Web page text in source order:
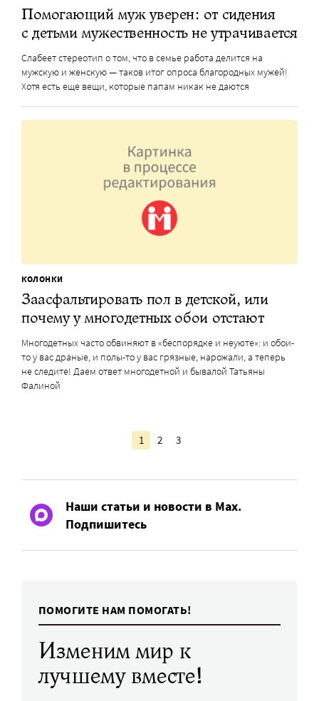
Помогающий муж уверен: от сидения
с детьми мужественность не утрачивается
Слабеет стереотип о том, что в семье работа делится на
мужскую и женскую — таков итог опроса благородных мужей!
Хотя есть еще вещи, которые папам никак не даются
КОЛОНКИ
Заасфальтировать пол в детской, или
почему у многодетных обои отстают
Многодетных часто обвиняют в «беспорядке и неуюте»: и обои-
то у вас драные, и полы-то у вас грязные, нарожали, а теперь
не следите! Даем ответ многодетной и бывалой Татьяны
Фалиной
1 2 3
Наши статьи и новости в Max.
Подпишитесь
ПОМОГИТЕ НАМ ПОМОГАТЬ!
Изменим мир к
лучшему вместе!